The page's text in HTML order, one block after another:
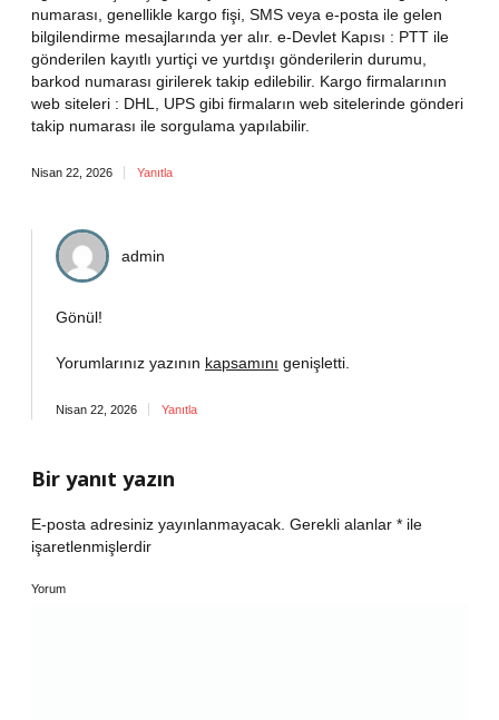
numarası, genellikle kargo fişi, SMS veya e-posta ile gelen
bilgilendirme mesajlarında yer alır. e-Devlet Kapısı : PTT ile
gönderilen kayıtlı yurtiçi ve yurtdışı gönderilerin durumu,
barkod numarası girilerek takip edilebilir. Kargo firmalarının
web siteleri : DHL, UPS gibi firmaların web sitelerinde gönderi
takip numarası ile sorgulama yapılabilir.
Nisan 22, 2026 Yanıtla
admin
Gönül!
Yorumlarınız yazının kapsamını genişletti.
Nisan 22, 2026 Yanıtla
Bir yanıt yazın
E-posta adresiniz yayınlanmayacak. Gerekli alanlar * ile
işaretlenmişlerdir
Yorum